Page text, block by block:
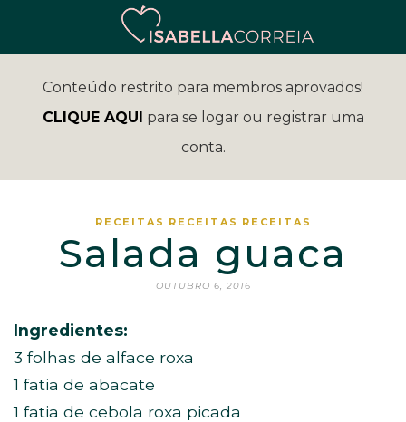
Conteúdo restrito para membros aprovados!
CLIQUE AQUI para se logar ou registrar uma
conta.
RECEITAS RECEITAS RECEITAS
Salada guaca
OUTUBRO 6, 2016
Ingredientes:
3 folhas de alface roxa
1 fatia de abacate
1 fatia de cebola roxa picada